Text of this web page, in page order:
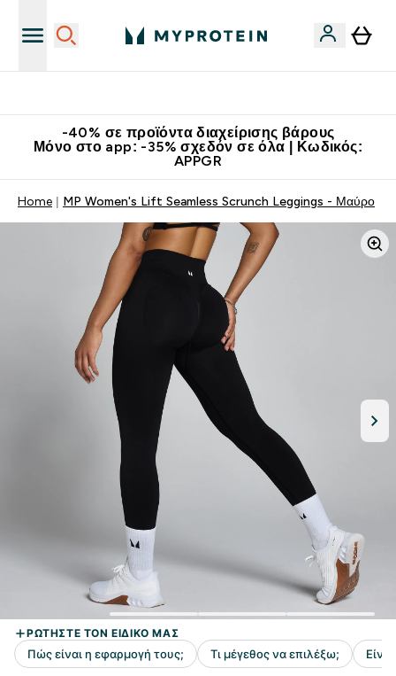
-40% σε προϊόντα διαχείρισης βάρους
Μόνο στο app: -35% σχεδόν σε όλα | Κωδικός:
APPGR
Home MP Women's Lift Seamless Scrunch Leggings - Μαύρο